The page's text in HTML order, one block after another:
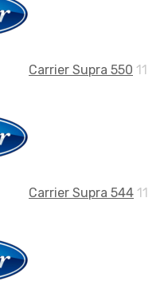
Carrier Supra 550 11
Carrier Supra 544 11